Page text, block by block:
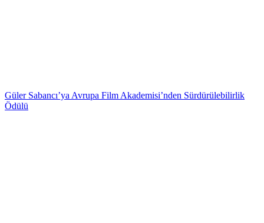
Güler Sabancı’ya Avrupa Film Akademisi’nden Sürdürülebilirlik
Ödülü